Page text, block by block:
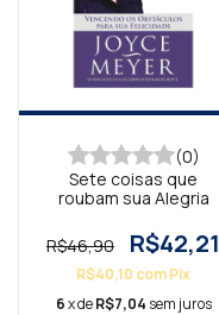
(0)
Sete coisas que
roubam sua Alegria
R$46,90 R$42,21
R$40,10 comPix
6x deR$7,04 sem juros